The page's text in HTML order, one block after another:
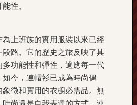
性。
上班族的實用服裝以來已經
段路。它的歷史之旅反映了其
多功能性和彈性，適應每一代
如今，連帽衫已成為時尚偶
象徵和實用的衣櫥必需品。無
尚還是自我表達的方式，連